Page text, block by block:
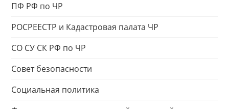
ПФ РФ по ЧР
РОСРЕЕСТР и Кадастровая палата ЧР
СО СУ СК РФ по ЧР
Совет безопасности
Социальная политика